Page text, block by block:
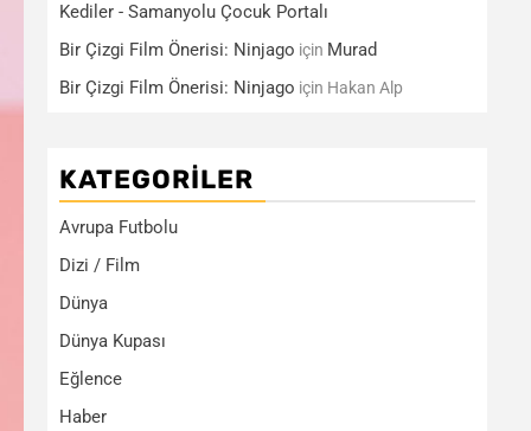
Kediler - Samanyolu Çocuk Portalı
Bir Çizgi Film Önerisi: Ninjago için Murad
Bir Çizgi Film Önerisi: Ninjago için Hakan Alp
KATEGORILER
Avrupa Futbolu
Dizi / Film
Dünya
Dünya Kupası
Eğlence
Haber